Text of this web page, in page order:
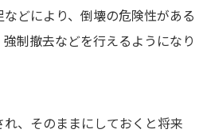
どにより、倒壊の危険性がある
制撤去などを行えるようになり
、そのままにしておくと将来